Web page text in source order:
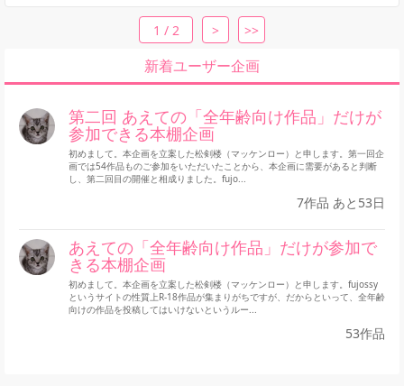
1 / 2 > >>
新着ユーザー企画
第二回 あえての「全年齢向け作品」だけが
参加できる本棚企画
初めまして。本企画を立案した松剣楼（マッケンロー）と申します。第一回企
画では54作品ものご参加をいただいたことから、本企画に需要があると判断
し、第二回目の開催と相成りました。fujo...
7作品 あと53日
あえての「全年齢向け作品」だけが参加で
きる本棚企画
初めまして。本企画を立案した松剣楼（マッケンロー）と申します。fujossy
というサイトの性質上R-18作品が集まりがちですが、だからといって、全年齢
向けの作品を投稿してはいけないというルー...
53作品